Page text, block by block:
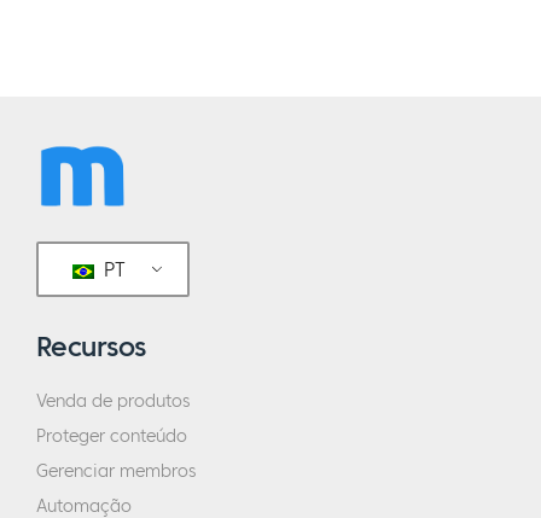
PT
Recursos
Venda de produtos
Proteger conteúdo
Gerenciar membros
Automação